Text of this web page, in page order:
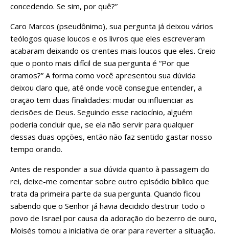
concedendo. Se sim, por quê?”
Caro Marcos (pseudônimo), sua pergunta já deixou vários
teólogos quase loucos e os livros que eles escreveram
acabaram deixando os crentes mais loucos que eles. Creio
que o ponto mais difícil de sua pergunta é “Por que
oramos?” A forma como você apresentou sua dúvida
deixou claro que, até onde você consegue entender, a
oração tem duas finalidades: mudar ou influenciar as
decisões de Deus. Seguindo esse raciocínio, alguém
poderia concluir que, se ela não servir para qualquer
dessas duas opções, então não faz sentido gastar nosso
tempo orando.
Antes de responder a sua dúvida quanto à passagem do
rei, deixe-me comentar sobre outro episódio bíblico que
trata da primeira parte da sua pergunta. Quando ficou
sabendo que o Senhor já havia decidido destruir todo o
povo de Israel por causa da adoração do bezerro de ouro,
Moisés tomou a iniciativa de orar para reverter a situação.